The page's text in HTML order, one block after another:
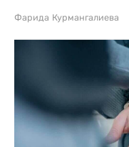
Фарида Курмангалиева